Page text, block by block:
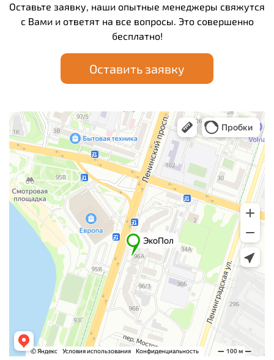
Оставьте заявку, наши опытные менеджеры свяжутся
с Вами и ответят на все вопросы. Это совершенно
бесплатно!
Оставить заявку